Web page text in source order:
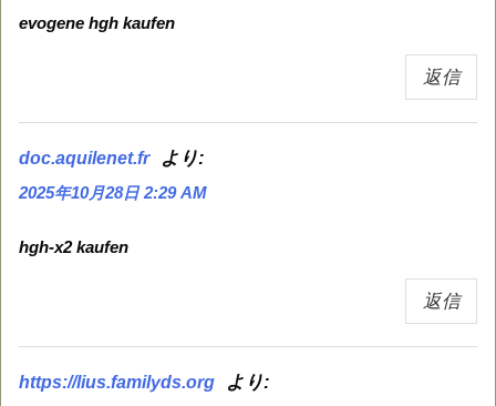
evogene hgh kaufen
返信
doc.aquilenet.fr より:
2025年10月28日 2:29 AM
hgh-x2 kaufen
返信
https://lius.familyds.org より: